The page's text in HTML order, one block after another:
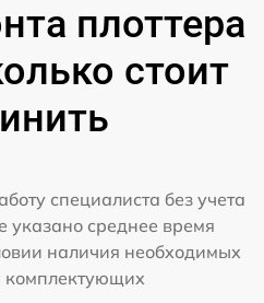
плоттера
стоит
специалиста без учета
указано среднее время
наличия необходимых
комплектующих